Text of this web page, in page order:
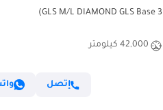
42,000 كيلومتر
إتصل